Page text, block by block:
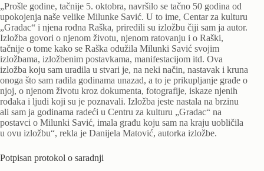
„Prošle godine, tačnije 5. oktobra, navršilo se tačno 50 godina od
upokojenja naše velike Milunke Savić. U to ime, Centar za kulturu
„Gradac“ i njena rodna Raška, priredili su izložbu čiji sam ja autor.
Izložba govori o njenom životu, njenom ratovanju i o Raški,
tačnije o tome kako se Raška odužila Milunki Savić svojim
izložbama, izložbenim postavkama, manifestacijom itd. Ova
izložba koju sam uradila u stvari je, na neki način, nastavak i kruna
onoga što sam radila godinama unazad, a to je prikupljanje građe o
njoj, o njenom životu kroz dokumenta, fotografije, iskaze njenih
rođaka i ljudi koji su je poznavali. Izložba jeste nastala na brzinu
ali sam ja godinama radeći u Centru za kulturu „Gradac“ na
postavci o Milunki Savić, imala građu koju sam na kraju uobličila
u ovu izložbu“, rekla je Danijela Matović, autorka izložbe.
Potpisan protokol o saradnji